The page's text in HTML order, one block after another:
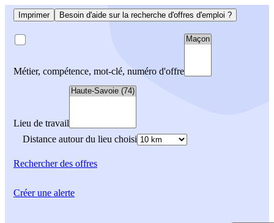
Imprimer Besoin d'aide sur la recherche d'offres d'emploi ?
Métier, compétence, mot-clé, numéro d'offre
Lieu de travail
Distance autour du lieu choisi
Rechercherdes offres
Créer une alerte